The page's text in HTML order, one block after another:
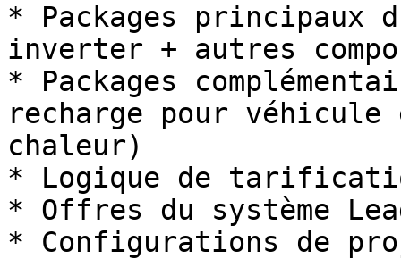
* Packages principaux
inverter + autres
* Packages
recharge pour véhicule
chaleur)
* Logique de
* Offres du système
* Configurations de